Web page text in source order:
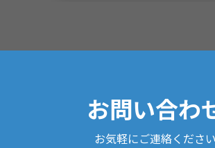
お問い合わ
お気軽にご連絡ください